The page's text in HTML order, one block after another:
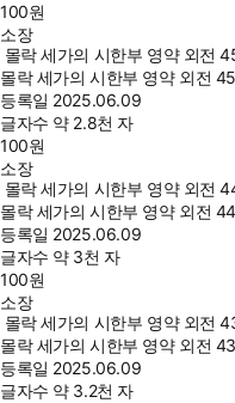
100원
소장
몰락 세가의 시한부 영약 외전
몰락 세가의 시한부 영약 외전
등록일 2025.06.09
글자수 약 2.8천 자
100원
소장
몰락 세가의 시한부 영약 외전
몰락 세가의 시한부 영약 외전
등록일 2025.06.09
글자수 약 3천 자
100원
소장
몰락 세가의 시한부 영약 외전
몰락 세가의 시한부 영약 외전
등록일 2025.06.09
글자수 약 3.2천 자